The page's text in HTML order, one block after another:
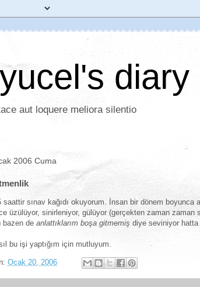
diary
aut loquere meliora silentio
2006 Cuma
saattir sınav kağıdı okuyorum. İnsan bir dönem boyunca
üzülüyor, sinirleniyor, gülüyor (gerçekten zaman zaman
bazen de anlattıklarım boşa gitmemiş diye seviniyor hatta
bu işi yaptığım için mutluyum.
Ocak 20, 2006